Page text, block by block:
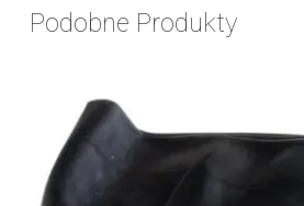
Podobne Produkty